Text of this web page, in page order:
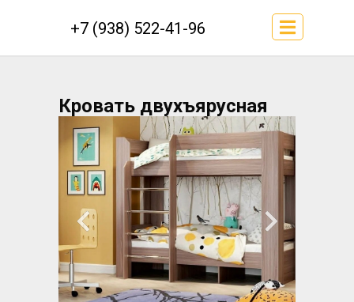
+7 (938) 522-41-96
Кровать двухъярусная
София